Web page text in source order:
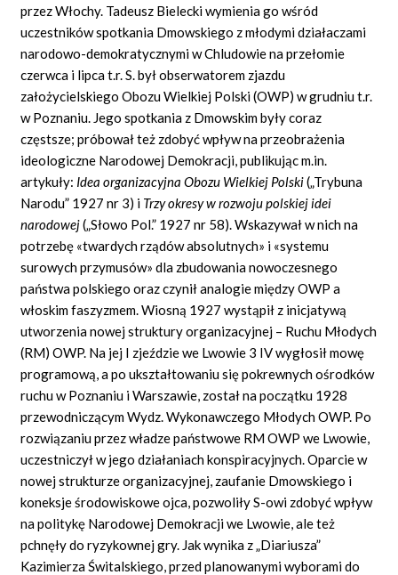
przez Włochy. Tadeusz Bielecki wymienia go wśród
uczestników spotkania Dmowskiego z młodymi działaczami
narodowo-demokratycznymi w Chludowie na przełomie
czerwca i lipca t.r. S. był obserwatorem zjazdu
założycielskiego Obozu Wielkiej Polski (OWP) w grudniu t.r.
w Poznaniu. Jego spotkania z Dmowskim były coraz
częstsze; próbował też zdobyć wpływ na przeobrażenia
ideologiczne Narodowej Demokracji, publikując m.in.
artykuły: Idea organizacyjna Obozu Wielkiej Polski(„Trybuna
Narodu” 1927 nr 3) i Trzy okresy w rozwoju polskiej idei
narodowej(„Słowo Pol.” 1927 nr 58). Wskazywał w nich na
potrzebę «twardych rządów absolutnych» i «systemu
surowych przymusów» dla zbudowania nowoczesnego
państwa polskiego oraz czynił analogie między OWP a
włoskim faszyzmem. Wiosną 1927 wystąpił z inicjatywą
utworzenia nowej struktury organizacyjnej – Ruchu Młodych
(RM) OWP. Na jej I zjeździe we Lwowie 3 IV wygłosił mowę
programową, a po ukształtowaniu się pokrewnych ośrodków
ruchu w Poznaniu i Warszawie, został na początku 1928
przewodniczącym Wydz. Wykonawczego Młodych OWP. Po
rozwiązaniu przez władze państwowe RM OWP we Lwowie,
uczestniczył w jego działaniach konspiracyjnych. Oparcie w
nowej strukturze organizacyjnej, zaufanie Dmowskiego i
koneksje środowiskowe ojca, pozwoliły S-owi zdobyć wpływ
na politykę Narodowej Demokracji we Lwowie, ale też
pchnęły do ryzykownej gry. Jak wynika z „Diariusza”
Kazimierza Świtalskiego, przed planowanymi wyborami do